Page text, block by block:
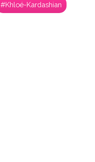
#Khloé-Kardashian